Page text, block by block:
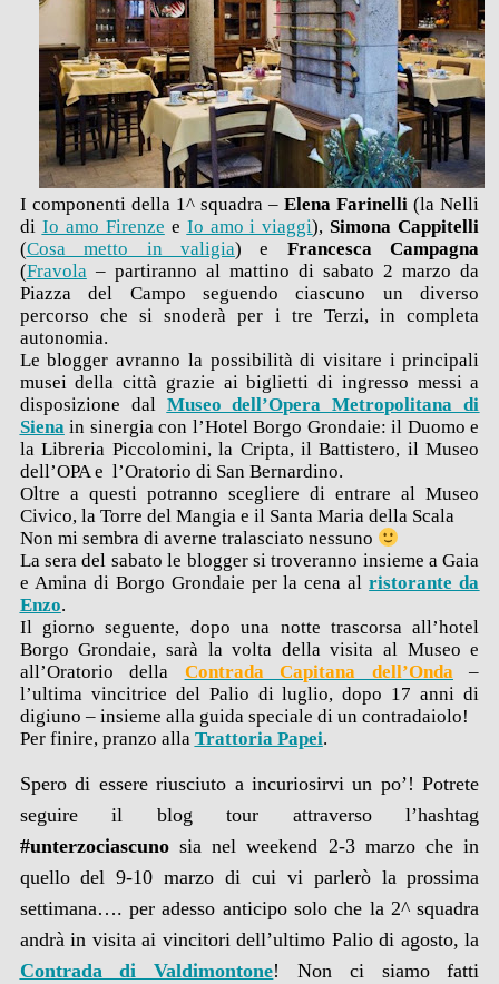
I componenti della 1^ squadra –Elena Farinelli (la Nelli
di Io amo Firenze e Io amo i viaggi), Simona Cappitelli
(Cosa metto in valigia) e Francesca Campagna
(Fravola– partiranno al mattino di sabato 2 marzo da
Piazza del Campo seguendo ciascuno un diverso
percorso che si snoderà per i tre Terzi, in completa
autonomia.
Le blogger avranno la possibilità di visitare i principali
musei della città grazie ai biglietti di ingresso messi a
disposizione dal Museo dell’Opera Metropolitana di
Sienain sinergia con l’Hotel Borgo Grondaie: il Duomo e
la Libreria Piccolomini, la Cripta, il Battistero, il Museo
dell’OPA e l’Oratorio di San Bernardino.
Oltre a questi potranno scegliere di entrare al Museo
Civico, la Torre del Mangia e il Santa Maria della Scala
Non mi sembra di averne tralasciato nessuno
La sera del sabato le blogger si troveranno insieme a Gaia
e Amina di Borgo Grondaie per la cena alristorante da
Enzo.
Il giorno seguente, dopo una notte trascorsa all’hotel
Borgo Grondaie, sarà la volta della visita al Museo e
all’Oratorio della Contrada Capitana dell’Onda–
l’ultima vincitrice del Palio di luglio, dopo 17 anni di
digiuno – insieme alla guida speciale di un contradaiolo!
Per finire, pranzo alla Trattoria Papei.
Spero di essere riusciuto a incuriosirvi un po’! Potrete
seguire il blog tour attraverso l’hashtag
#unterzociascunosia nel weekend 2-3 marzo che in
quello del 9-10 marzo di cui vi parlerò la prossima
settimana…. per adesso anticipo solo che la 2^ squadra
andrà in visita ai vincitori dell’ultimo Palio di agosto, la
Contrada di Valdimontone! Non ci siamo fatti